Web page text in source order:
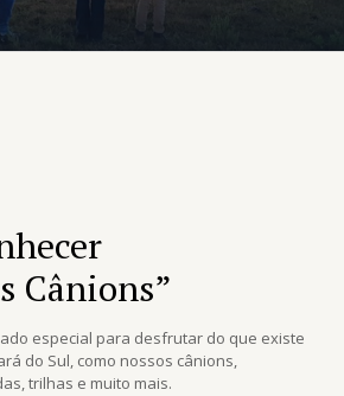
Cânions”
especial para desfrutar do que existe
do Sul, como nossos cânions,
trilhas e muito mais.